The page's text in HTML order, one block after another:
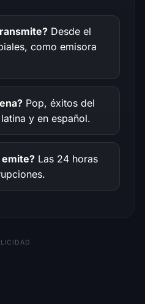
Desde el
como emisora
Pop, éxitos del
y en español.
emite? Las 24 horas